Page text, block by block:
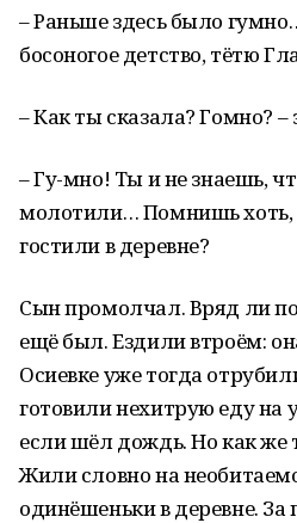
– Раньше здесь было
босоногое детство, тётю
– Как ты сказала? Гомно? ­–
– Гу-мно! Ты и не знаешь,
молотили… Помнишь хоть,
гостили в деревне?
Сын промолчал. Вряд ли
ещё был. Ездили втроём:
Осиевке уже тогда
готовили нехитрую еду на
если шёл дождь. Но как же
Жили словно на
одинёшеньки в деревне.